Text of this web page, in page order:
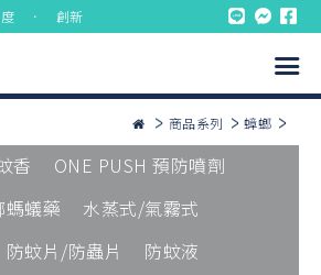
． 創新
商品系列 蟑螂
香
ONE PUSH 預防噴劑
螞蟻藥
水蒸式/氣霧式
防蚊片/防蟲片
防蚊液